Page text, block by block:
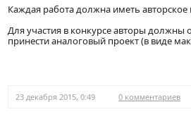
Каждая работа должна иметь авторское
Для участия в конкурсе авторы
принести аналоговый проект (в виде
23 декабря 2015, 0:49 0 комментариев